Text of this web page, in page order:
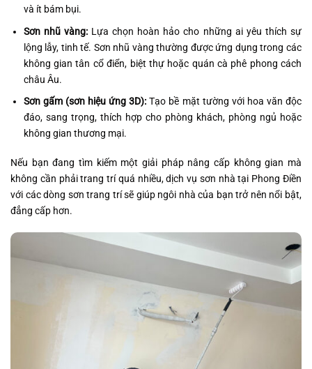
và ít bám bụi.
Sơn nhũ vàng:Lựa chọn hoàn hảo cho những ai yêu thích sự
lộng lẫy, tinh tế. Sơn nhũ vàng thường được ứng dụng trong các
không gian tân cổ điển, biệt thự hoặc quán cà phê phong cách
châu Âu.
Sơn gấm (sơn hiệu ứng 3D): Tạo bề mặt tường với hoa văn độc
đáo, sang trọng, thích hợp cho phòng khách, phòng ngủ hoặc
không gian thương mại.
Nếu bạn đang tìm kiếm một giải pháp nâng cấp không gian mà
không cần phải trang trí quá nhiều, dịch vụ sơn nhà tại Phong Điền
với các dòng sơn trang trí sẽ giúp ngôi nhà của bạn trở nên nổi bật,
đẳng cấp hơn.